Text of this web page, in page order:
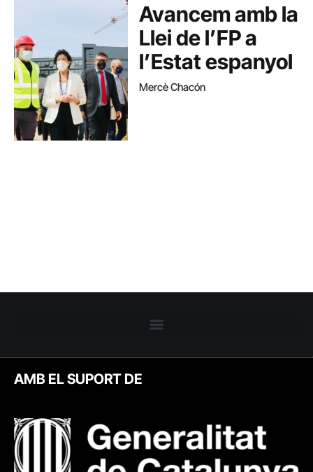
Avancem amb la
Llei de l’FP a
l’Estat espanyol
Mercè Chacón
AMB EL SUPORT DE